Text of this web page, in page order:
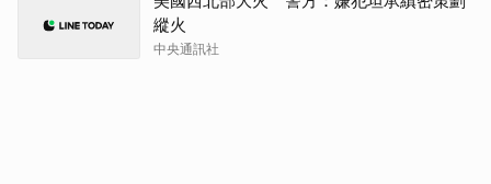
縱火
中央通訊社